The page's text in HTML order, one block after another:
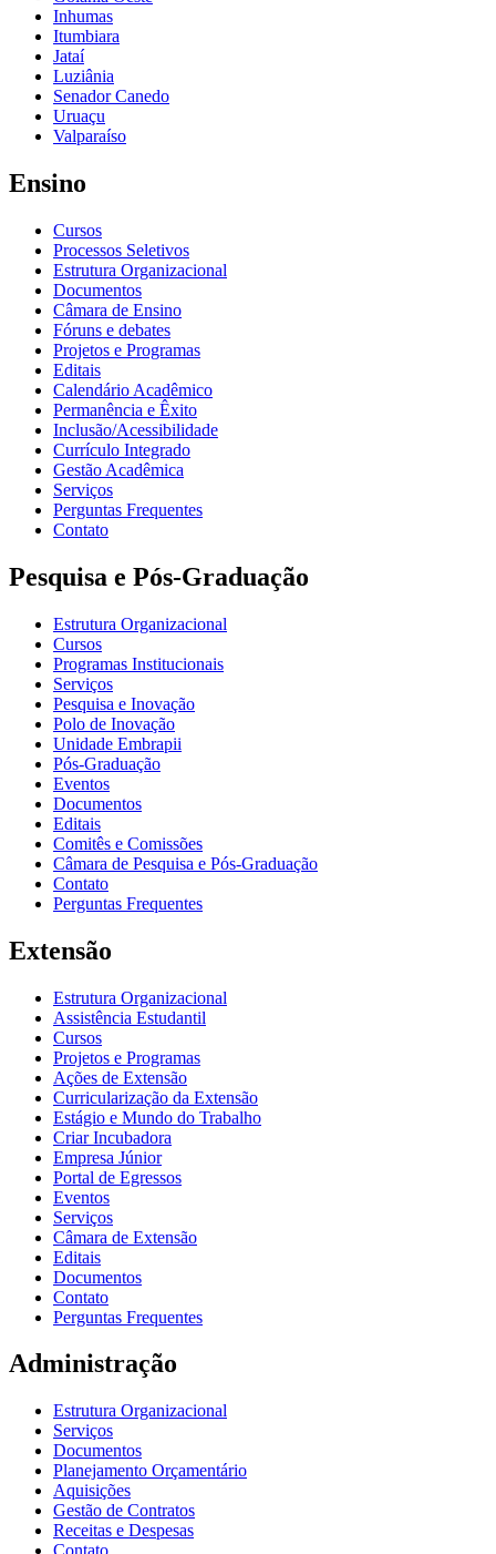
Inhumas
Itumbiara
Jataí
Luziânia
Senador Canedo
Uruaçu
Valparaíso
Ensino
Cursos
Processos Seletivos
Estrutura Organizacional
Documentos
Câmara de Ensino
Fóruns e debates
Projetos e Programas
Editais
Calendário Acadêmico
Permanência e Êxito
Inclusão/Acessibilidade
Currículo Integrado
Gestão Acadêmica
Serviços
Perguntas Frequentes
Contato
Pesquisa e Pós-Graduação
Estrutura Organizacional
Cursos
Programas Institucionais
Serviços
Pesquisa e Inovação
Polo de Inovação
Unidade Embrapii
Pós-Graduação
Eventos
Documentos
Editais
Comitês e Comissões
Câmara de Pesquisa e Pós-Graduação
Contato
Perguntas Frequentes
Extensão
Estrutura Organizacional
Assistência Estudantil
Cursos
Projetos e Programas
Ações de Extensão
Curricularização da Extensão
Estágio e Mundo do Trabalho
Criar Incubadora
Empresa Júnior
Portal de Egressos
Eventos
Serviços
Câmara de Extensão
Editais
Documentos
Contato
Perguntas Frequentes
Administração
Estrutura Organizacional
Serviços
Documentos
Planejamento Orçamentário
Aquisições
Gestão de Contratos
Receitas e Despesas